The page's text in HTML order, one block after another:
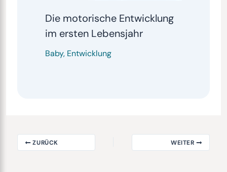
Die motorische Entwicklung
im ersten Lebensjahr
Baby, Entwicklung
ZURÜCK WEITER